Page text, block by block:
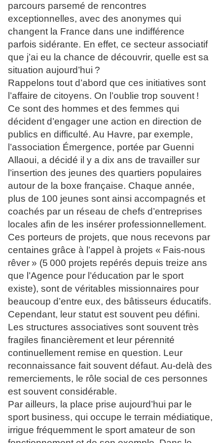
parcours parsemé de rencontres
exceptionnelles, avec des anonymes qui
changent la France dans une indifférence
parfois sidérante. En effet, ce secteur associatif
que j’ai eu la chance de découvrir, quelle est sa
situation aujourd’hui ?
Rappelons tout d’abord que ces initiatives sont
l’affaire de citoyens. On l’oublie trop souvent !
Ce sont des hommes et des femmes qui
décident d’engager une action en direction de
publics en difficulté. Au Havre, par exemple,
l’association Émergence, portée par Guenni
Allaoui, a décidé il y a dix ans de travailler sur
l’insertion des jeunes des quartiers populaires
autour de la boxe française. Chaque année,
plus de 100 jeunes sont ainsi accompagnés et
coachés par un réseau de chefs d’entreprises
locales afin de les insérer professionnellement.
Ces porteurs de projets, que nous recevons par
centaines grâce à l’appel à projets « Fais-nous
rêver » (5 000 projets repérés depuis treize ans
que l’Agence pour l’éducation par le sport
existe), sont de véritables missionnaires pour
beaucoup d’entre eux, des bâtisseurs éducatifs.
Cependant, leur statut est souvent peu défini.
Les structures associatives sont souvent très
fragiles financièrement et leur pérennité
continuellement remise en question. Leur
reconnaissance fait souvent défaut. Au-delà des
remerciements, le rôle social de ces personnes
est souvent considérable.
Par ailleurs, la place prise aujourd’hui par le
sport business, qui occupe le terrain médiatique,
irrigue fréquemment le sport amateur de son